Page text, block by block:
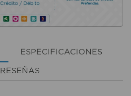
ESPECIFICACIONES
RESEÑAS